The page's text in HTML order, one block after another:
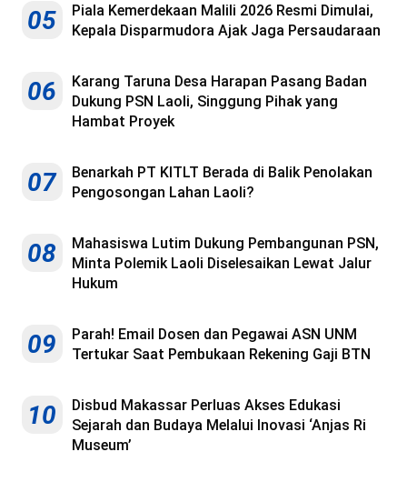
05
Piala Kemerdekaan Malili 2026 Resmi Dimulai,
Kepala Disparmudora Ajak Jaga Persaudaraan
06
Karang Taruna Desa Harapan Pasang Badan
Dukung PSN Laoli, Singgung Pihak yang
Hambat Proyek
07
Benarkah PT KITLT Berada di Balik Penolakan
Pengosongan Lahan Laoli?
08
Mahasiswa Lutim Dukung Pembangunan PSN,
Minta Polemik Laoli Diselesaikan Lewat Jalur
Hukum
09
Parah! Email Dosen dan Pegawai ASN UNM
Tertukar Saat Pembukaan Rekening Gaji BTN
10
Disbud Makassar Perluas Akses Edukasi
Sejarah dan Budaya Melalui Inovasi ‘Anjas Ri
Museum’